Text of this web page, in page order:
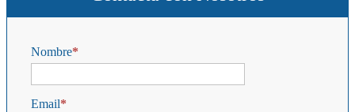
Nombre
Email